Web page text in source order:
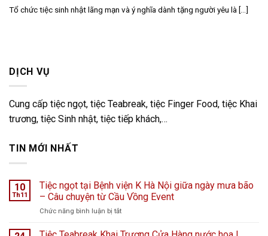
Tổ chức tiệc sinh nhật lãng mạn và ý nghĩa dành tặng người yêu là [...]
DỊCH VỤ
Cung cấp tiệc ngọt, tiệc Teabreak, tiệc Finger Food, tiệc Khai
trương, tiệc Sinh nhật, tiệc tiếp khách,…
TIN MỚI NHẤT
10
Th11
Tiệc ngọt tại Bệnh viện K Hà Nội giữa ngày mưa bão
– Câu chuyện từ Cầu Vồng Event
Chức năng bình luận bị tắtở
ngọt